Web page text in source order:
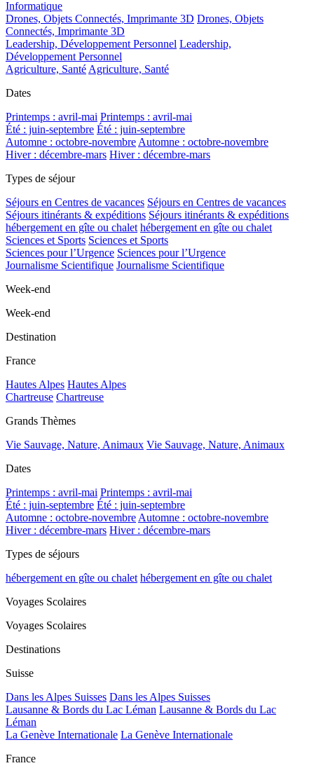
Informatique
Drones, Objets Connectés, Imprimante 3D Drones, Objets
Connectés, Imprimante 3D
Leadership, Développement Personnel Leadership,
Développement Personnel
Agriculture, Santé Agriculture, Santé
Dates
Printemps : avril-mai Printemps : avril-mai
Été : juin-septembre Été : juin-septembre
Automne : octobre-novembre Automne : octobre-novembre
Hiver : décembre-mars Hiver : décembre-mars
Types de séjour
Séjours en Centres de vacances Séjours en Centres de vacances
Séjours itinérants & expéditions Séjours itinérants & expéditions
hébergement en gîte ou chalet hébergement en gîte ou chalet
Sciences et Sports Sciences et Sports
Sciences pour l’Urgence Sciences pour l’Urgence
Journalisme Scientifique Journalisme Scientifique
Week-end
Week-end
Destination
France
Hautes Alpes Hautes Alpes
Chartreuse Chartreuse
Grands Thèmes
Vie Sauvage, Nature, Animaux Vie Sauvage, Nature, Animaux
Dates
Printemps : avril-mai Printemps : avril-mai
Été : juin-septembre Été : juin-septembre
Automne : octobre-novembre Automne : octobre-novembre
Hiver : décembre-mars Hiver : décembre-mars
Types de séjours
hébergement en gîte ou chalet hébergement en gîte ou chalet
Voyages Scolaires
Voyages Scolaires
Destinations
Suisse
Dans les Alpes Suisses Dans les Alpes Suisses
Lausanne & Bords du Lac Léman Lausanne & Bords du Lac
Léman
La Genève Internationale La Genève Internationale
France